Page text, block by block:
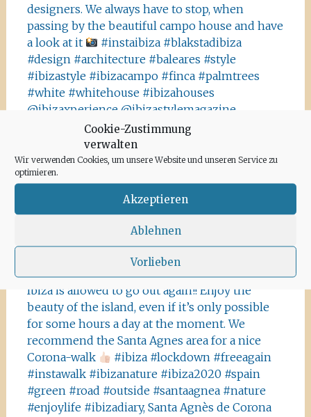
Cookie-Zustimmung
verwalten
Wir verwenden Cookies, um unsere Website und unseren Service zu
optimieren.
Akzeptieren
Ablehnen
Vorlieben
designers. We always have to stop, when
passing by the beautiful campo house and have
a look at it
#instaibiza #blakstadibiza
#design #architecture #baleares #style
#ibizastyle #ibizacampo #finca #palmtrees
#white #whitehouse #ibizahouses
@ibizaxperience @ibizastylemagazine
#ibizadiary, Ibiza, Spain
This is not Havanna, it is Ibiza! The Salinas area
offers a lot of tiny details you should absolutely
visit and take some photos
#ibiza
#salinasibiza #anchor #seafaring
#ibiza2020 #havanna #nothavanna #baleares
#seefahrt @turismoislasbaleares #salinas
#igersibiza ##
#outside #instaibiza
#ibizalovers #ibizadiary 🏝, Ibiza Salinas
Ibiza is allowed to go out again!! Enjoy the
beauty of the island, even if it’s only possible
for some hours a day at the moment. We
recommend the Santa Agnes area for a nice
Corona-walk
#ibiza #lockdown #freeagain
#instawalk #ibizanature #ibiza2020 #spain
#green #road #outside #santaagnea #nature
#enjoylife #ibizadiary, Santa Agnès de Corona